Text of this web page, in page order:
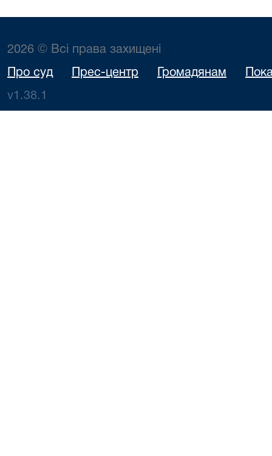
2026 © Всі права захищені
Про суд Прес-центр Громадянам
v1.38.1